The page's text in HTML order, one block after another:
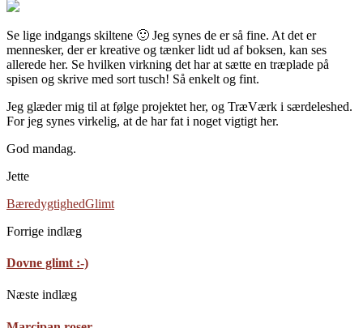
Se lige indgangs skiltene 🙂 Jeg synes de er så fine. At det er
mennesker, der er kreative og tænker lidt ud af boksen, kan ses
allerede her. Se hvilken virkning det har at sætte en træplade på
spisen og skrive med sort tusch! Så enkelt og fint.
Jeg glæder mig til at følge projektet her, og TræVærk i særdeleshed.
For jeg synes virkelig, at de har fat i noget vigtigt her.
God mandag.
Jette
BæredygtighedGlimt
Forrige indlæg
Dovne glimt :-)
Næste indlæg